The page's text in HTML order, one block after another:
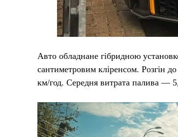
Авто обладнане гібридною
сантиметровим кліренсом. Розгін
км/год. Середня витрата палива —